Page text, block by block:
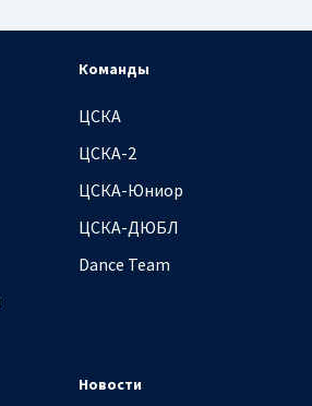
Команды
ЦСКА
ЦСКА-2
ЦСКА-Юниор
ЦСКА-ДЮБЛ
Dance Team
Новости